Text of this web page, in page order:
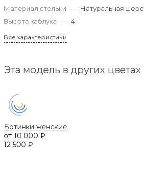
Материал стельки — Натуральная
Высота каблука — 4
Все характеристики
Эта модель в других цветах
Ботинки женские
от 10 000 ₽
12 500 ₽